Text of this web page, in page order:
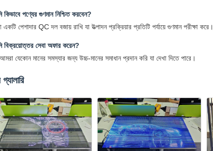
পণ্যের গুণমান নিশ্চিত করবেন?
পেশাদার QC দল বজায় রাখি যা উত্পাদন প্রক্রিয়ার প্রতিটি পর্যায়ে গুণমান পরীক্ষা করে।
বিক্রয়োত্তর সেবা অফার করেন?
যেকোন মানের সমস্যার জন্য উচ্চ-মানের সমাধান প্রদান করি যা দেখা দিতে পারে।